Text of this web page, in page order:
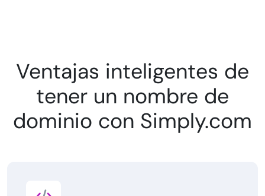
Ventajas inteligentes de
tener un nombre de
dominio con Simply.com